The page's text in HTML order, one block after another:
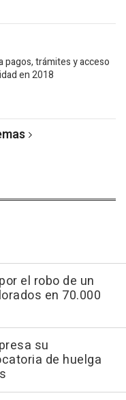
pagos, trámites y acceso
en 2018
el robo de un
en 70.000
su
de huelga